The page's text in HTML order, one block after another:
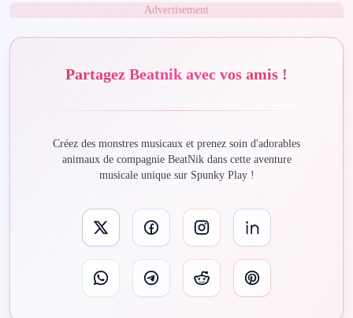
Advertisement
Partagez Beatnik avec vos amis !
Créez des monstres musicaux et prenez soin d'adorables
animaux de compagnie BeatNik dans cette aventure
musicale unique sur Spunky Play !